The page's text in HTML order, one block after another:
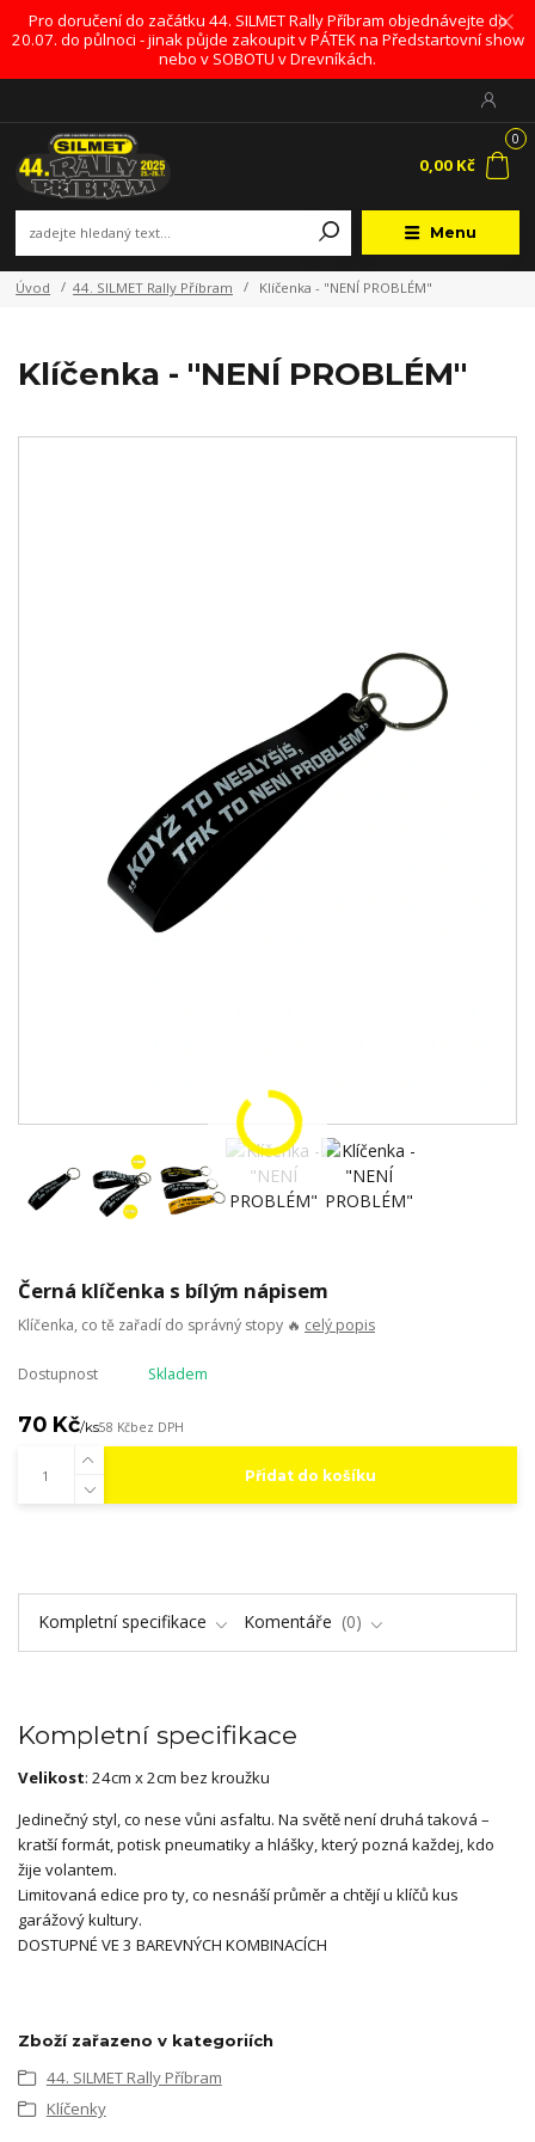
Pro doručení do začátku 44. SILMET Rally Příbram objednávejte do
20.07. do půlnoci - jinak půjde zakoupit v PÁTEK na Předstartovní show
nebo v SOBOTU v Drevníkách.
Menu
0
0,00 Kč
Úvod 44. SILMET Rally Příbram Klíčenka - "NENÍ PROBLÉM"
Klíčenka - "NENÍ PROBLÉM"
Černá klíčenka s bílým nápisem
Klíčenka, co tě zařadí do správný stopy 🔥 celý popis
Dostupnost Skladem
70 Kč/ks58 Kčbez DPH
Přidat do košíku
Kompletní specifikace Komentáře 0
Kompletní specifikace
Velikost: 24cm x 2cm bez kroužku
Jedinečný styl, co nese vůni asfaltu. Na světě není druhá taková –
kratší formát, potisk pneumatiky a hlášky, který pozná každej, kdo
žije volantem.
Limitovaná edice pro ty, co nesnáší průměr a chtějí u klíčů kus
garážový kultury.
DOSTUPNÉ VE 3 BAREVNÝCH KOMBINACÍCH
Zboží zařazeno v kategoriích
44. SILMET Rally Příbram
Klíčenky